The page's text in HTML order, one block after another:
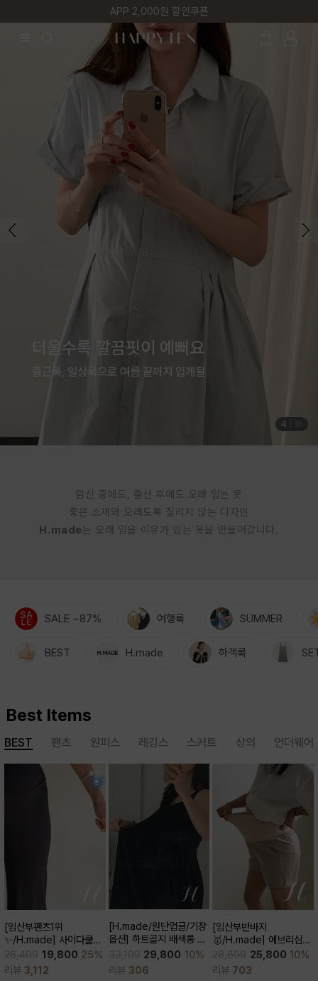
매주 리뷰어 최대 1만원 쿠폰
여름은 귀엽게 입는 계절
체형커버까지 완벽한 점프수트
5
임신 중에도, 출산 후에도 오래 입는 옷
좋은 소재와 오래도록 질리지 않는 디자인
H.made는 오래 입을 이유가 있는 옷을 만들어갑니다.
SALE ~87% 여행룩 SUMMER
BEST H.made 하객룩
Best Items
[임산부팬츠1위
✨/H.made] 사이다쿨링
부츠컷 팬츠 (키작/보통/키
큰)
19,800 25%
리뷰 3,112
[H.made/원단업글/기장
옵션] 하트골지 배색롱 원
29,800 10%
리뷰 306
[임산부반바지
🥇/H.made] 에브리심플
25,800 10%
리뷰 703
BEST 팬츠 원피스 레깅스 스커트 상의 언더웨어